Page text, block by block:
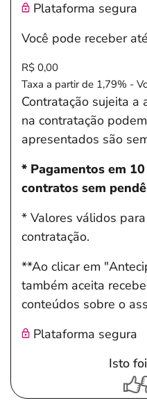
Plataforma segura
Você pode receber até
R$ 0,00
Taxa a partir de 1,79% -
Contratação sujeita a
na contratação
apresentados são
* Pagamentos em
contratos sem
* Valores válidos
contratação.
**Ao clicar em
também aceita
conteúdos sobre o
Plataforma segura
Isto